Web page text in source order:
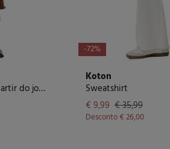
Calça jeans boca de sino a partir do joelho
-72%
Koton
Sweatshirt
€ 9,99 € 35,99
Desconto€ 26,00